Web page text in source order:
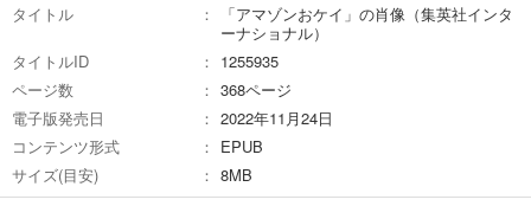
タイトル
「アマゾンおケイ」の肖像（集英社インタ
ーナショナル）
タイトルID
1255935
ページ数
368ページ
電子版発売日
2022年11月24日
コンテンツ形式
EPUB
サイズ(目安)
8MB